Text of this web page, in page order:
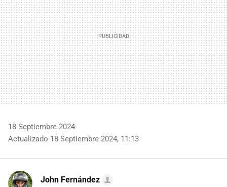
18 Septiembre 2024
Actualizado 18 Septiembre 2024, 11:13
John Fernández